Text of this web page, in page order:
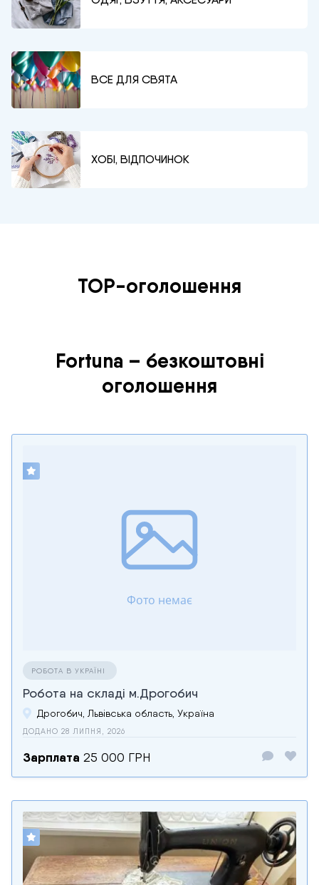
ВСЕ ДЛЯ СВЯТА
ХОБІ, ВІДПОЧИНОК
TOP-оголошення
Fortuna – безкоштовні
оголошення
РОБОТА В УКРАЇНІ
Робота на складі м.Дрогобич
Дрогобич, Львівська область, Україна
ДОДАНО 28 ЛИПНЯ, 2026
Зарплата 25 000 ГРН